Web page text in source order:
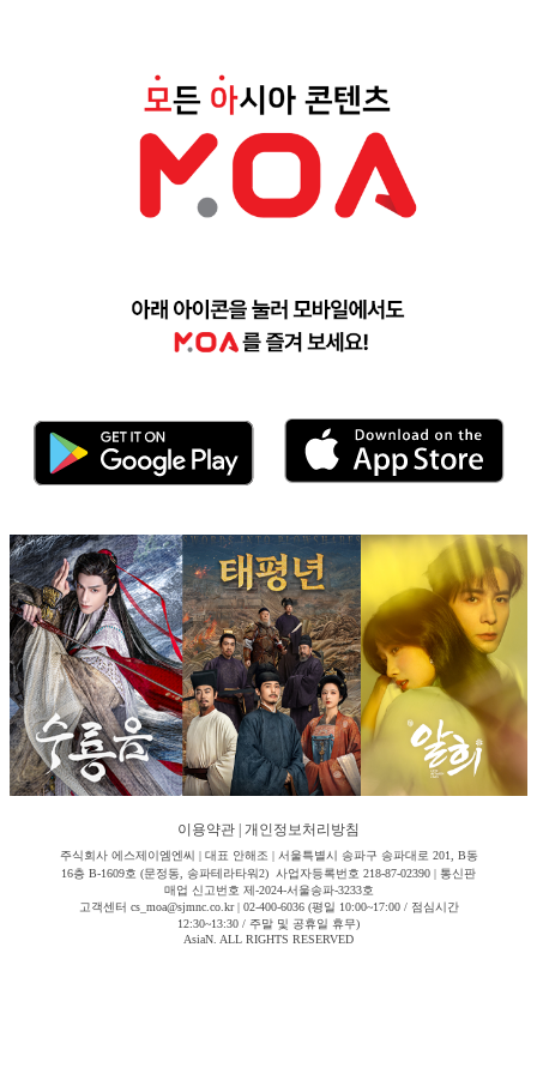
이용약관 개인정보처리방침
주식회사 에스제이엠엔씨 | 대표 안해조 | 서울특별시 송파구 송파대로 201, B동
16층 B-1609호 (문정동, 송파테라타워2) 사업자등록번호 218-87-02390 | 통신판
매업 신고번호 제-2024-서울송파-3233호
고객센터 cs_moa@sjmnc.co.kr | 02-400-6036 (평일 10:00~17:00 / 점심시간
12:30~13:30 / 주말 및 공휴일 휴무)
AsiaN. ALL RIGHTS RESERVED